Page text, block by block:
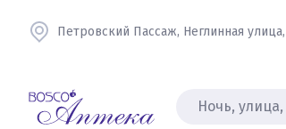
Петровский Пассаж, Неглинная